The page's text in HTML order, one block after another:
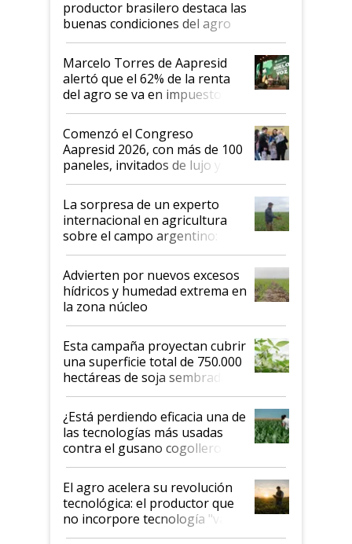
productor brasilero destaca las
buenas condiciones del agro
argentino para invertir: "Los veo
más motivados"
Marcelo Torres de Aapresid
alertó que el 62% de la renta
del agro se va en impuestos:
"No es bueno que en
Argentina se sigan discutiendo
las mismas cosas de hace 50
años"
Comenzó el Congreso
Aapresid 2026, con más de 100
paneles, invitados de lujo y
todas las tendencias
La sorpresa de un experto
internacional en agricultura
sobre el campo argentino:
"Estoy muy impresionado"
Advierten por nuevos excesos
hídricos y humedad extrema en
la zona núcleo
Esta campaña proyectan cubrir
una superficie total de 750.000
hectáreas de soja sembradas
con una nueva generación de
variedades que marcan un
salto tecnológico en genética y
rendimiento
¿Está perdiendo eficacia una de
las tecnologías más usadas
contra el gusano cogollero? El
desafío de una tecnología clave
El agro acelera su revolución
tecnológica: el productor que
no incorpore tecnología "va a
perder el tren"